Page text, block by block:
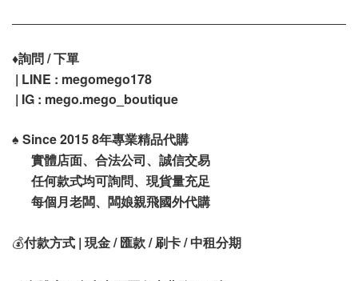
♦️詢問 / 下單
| LINE : megomego178
| IG : mego.mego_boutique
♠️ Since 2015 8年專業精品代購
實體店面、合法公司、誠信交易
任何款式均可詢問、現貨量充足
每個月老闆、闆娘親飛國外代購
💰付款方式 | 現金 / 匯款 / 刷卡 / 中租分期